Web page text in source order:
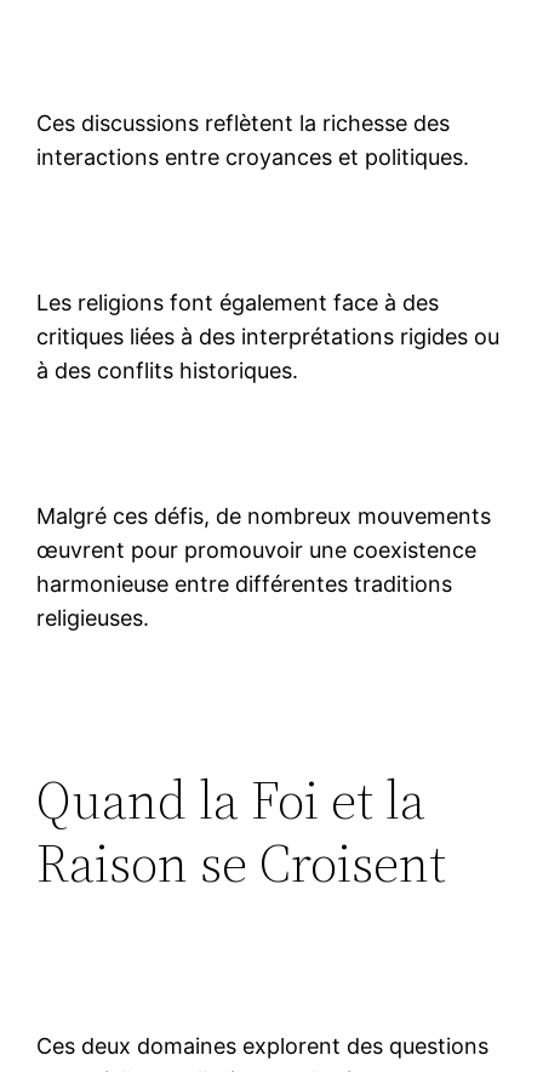
Ces discussions reflètent la richesse des
interactions entre croyances et politiques.
Les religions font également face à des
critiques liées à des interprétations rigides ou
à des conflits historiques.
Malgré ces défis, de nombreux mouvements
œuvrent pour promouvoir une coexistence
harmonieuse entre différentes traditions
religieuses.
Quand la Foi et la
Raison se Croisent
Ces deux domaines explorent des questions